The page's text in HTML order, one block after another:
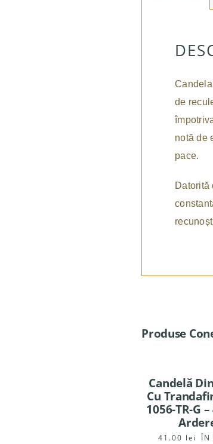
de
notă de
pace.
Datorită
Produse
Candelă
Cu
1056-TR-G
41.00 lei ÎN